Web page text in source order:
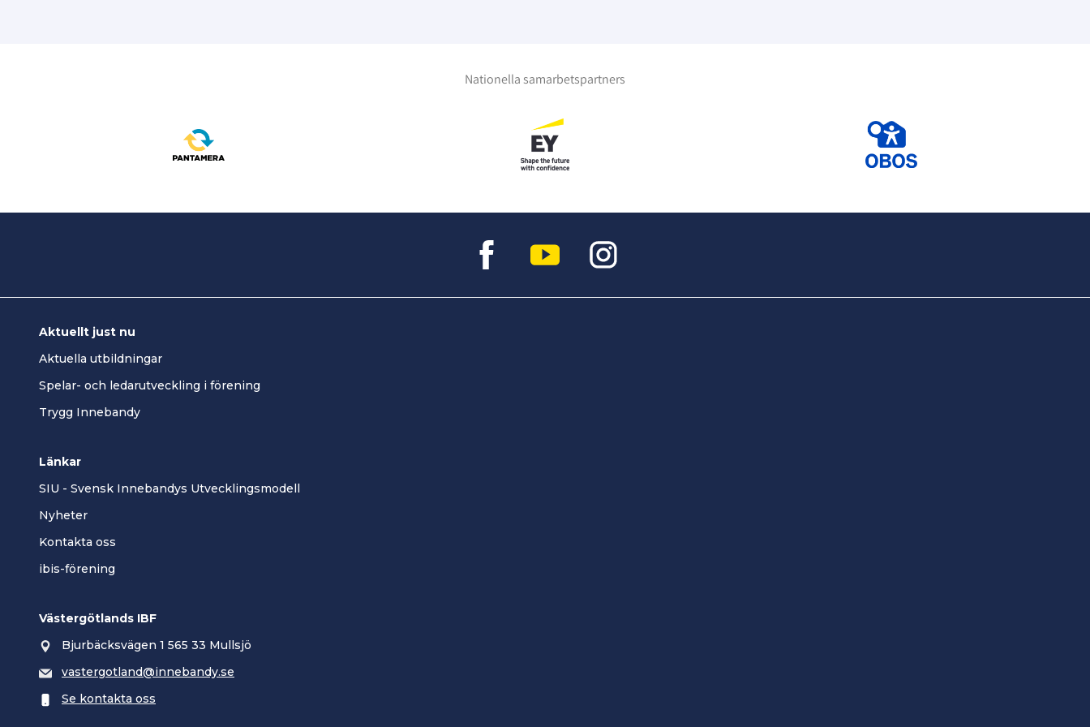
Nationella samarbetspartners
Aktuellt just nu
Aktuella utbildningar
Spelar- och ledarutveckling i förening
Trygg Innebandy
Länkar
SIU - Svensk Innebandys Utvecklingsmodell
Nyheter
Kontakta oss
ibis-förening
Västergötlands IBF
Bjurbäcksvägen 1 565 33 Mullsjö
vastergotland@innebandy.se
Se kontakta oss